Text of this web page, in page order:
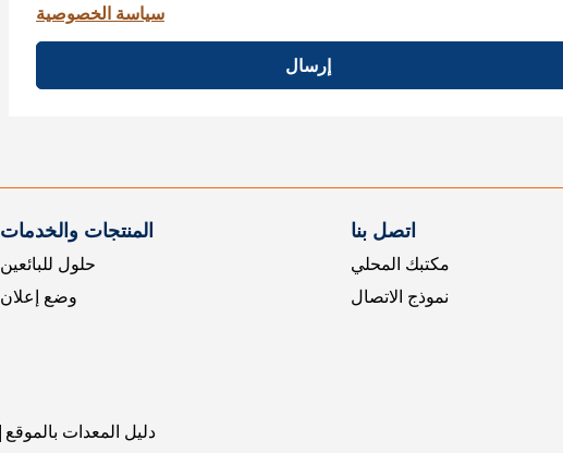
سياسة الخصوصية
إرسال
المنتجات والخدمات
حلول للبائعين
وضع إعلان
اتصل بنا
مكتبك المحلي
نموذج الاتصال
دليل المعدات بالموقع